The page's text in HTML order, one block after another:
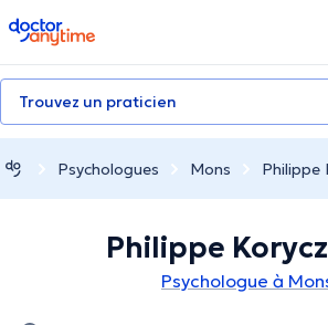
doctoranytime
Trouvez un praticien
Psychologues Mons Philippe
Philippe
Psychologue à